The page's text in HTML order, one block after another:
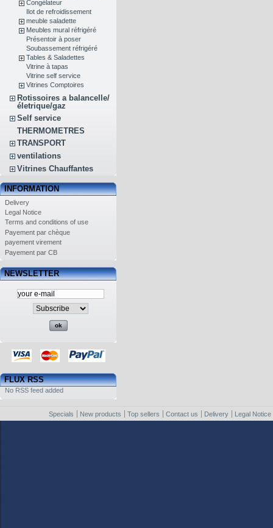
Congélateur
Ilot de refroidissement
meuble saladette
Meubles mural réfrigéré
Présentoir à poser
Soubassement réfrigéré
Tables & Saladettes
Vitrine à tapas
Vitrine self service
Vitrines Comptoires
Rotissoires a balancelle/
életrique/gaz
Self service
THERMOMETRES
TRANSPORT
ventilations
Vitrines Chauffantes
INFORMATION
Delivery
Legal Notice
Terms and conditions of use
Payement par chèque
payement virement
Payement par CB
NEWSLETTER
FLUX RSS
No RSS feed added
Specials New products Top sellers Contact us Delivery Legal Notice